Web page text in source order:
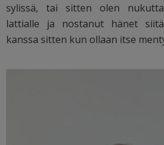
sylissä, tai sitten olen
lattialle ja nostanut hänet
kanssa sitten kun ollaan itse